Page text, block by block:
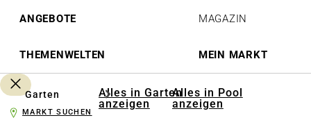
ANGEBOTE
THEMENWELTEN
MAGAZIN
MEIN MARKT
Garten
Alles in Garten
anzeigen
Alles in Pool
anzeigen
MARKT SUCHEN